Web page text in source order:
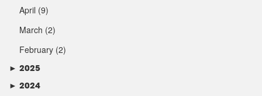
April (9)
March (2)
February (2)
► 2025
► 2024